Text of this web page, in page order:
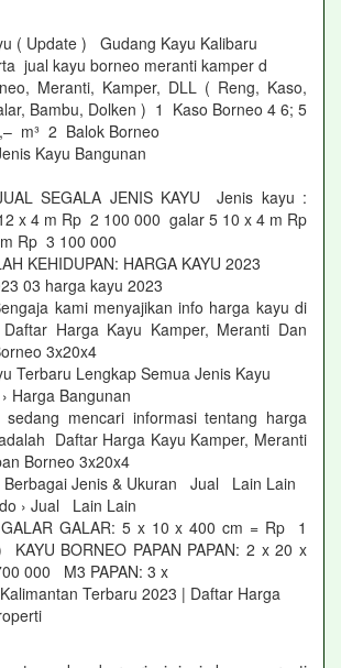
( Update ) Gudang Kayu Kalibaru
jual kayu borneo meranti kamper d
Meranti, Kamper, DLL ( Reng, Kaso,
Bambu, Dolken ) 1 Kaso Borneo 4 6; 5
m³ 2 Balok Borneo
Kayu Bangunan
SEGALA JENIS KAYU Jenis kayu :
x 4 m Rp 2 100 000 galar 5 10 x 4 m Rp
Rp 3 100 000
KEHIDUPAN: HARGA KAYU 2023
03 harga kayu 2023
kami menyajikan info harga kayu di
Harga Kayu Kamper, Meranti Dan
3x20x4
Terbaru Lengkap Semua Jenis Kayu
Harga Bangunan
mencari informasi tentang harga
Daftar Harga Kayu Kamper, Meranti
Borneo 3x20x4
Berbagai Jenis & Ukuran Jual Lain Lain
› Jual Lain Lain
GALAR GALAR: 5 x 10 x 400 cm = Rp 1
BORNEO PAPAN PAPAN: 2 x 20 x
000 M3 PAPAN: 3 x
Terbaru 2023 | Daftar Harga